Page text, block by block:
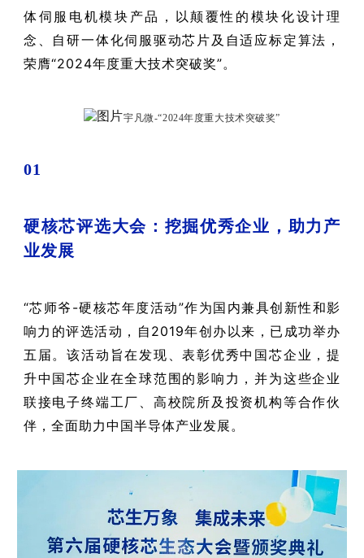
体伺服电机模块产品，以颠覆性的模块化设计理
念、自研一体化伺服驱动芯片及自适应标定算法，
荣膺“2024年度重大技术突破奖”。
宇凡微-“2024年度重大技术突破奖”
01
硬核芯评选大会：挖掘优秀企业，助力产
业发展
“芯师爷-硬核芯年度活动”作为国内兼具创新性和影
响力的评选活动，自2019年创办以来，已成功举办
五届。该活动旨在发现、表彰优秀中国芯企业，提
升中国芯企业在全球范围的影响力，并为这些企业
联接电子终端工厂、高校院所及投资机构等合作伙
伴，全面助力中国半导体产业发展。